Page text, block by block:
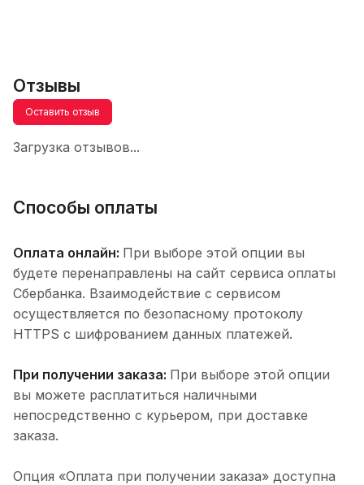
Отзывы
Оставить отзыв
Загрузка отзывов...
Способы оплаты
Оплата онлайн: При выборе этой опции вы
будете перенаправлены на сайт сервиса оплаты
Сбербанка. Взаимодействие с сервисом
осуществляется по безопасному протоколу
HTTPS с шифрованием данных платежей.
При получении заказа: При выборе этой опции
вы можете расплатиться наличными
непосредственно с курьером, при доставке
заказа.
Опция «Оплата при получении заказа» доступна